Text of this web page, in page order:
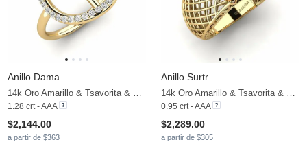
Anillo Dama
1.28 crt - AAA
$2,144.00
a partir de $363
Anillo Surtr
0.95 crt - AAA
$2,289.00
a partir de $305